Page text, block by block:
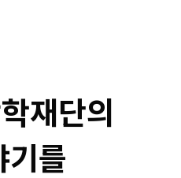
재단의
를